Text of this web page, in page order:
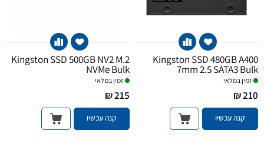
Kingston SSD 480GB A400
7mm 2.5 SATA3 Bulk
זמין במלאי
210 ₪
קנה עכשיו
Kingston SSD 500GB NV2 M.2
NVMe Bulk
זמין במלאי
215 ₪
קנה עכשיו